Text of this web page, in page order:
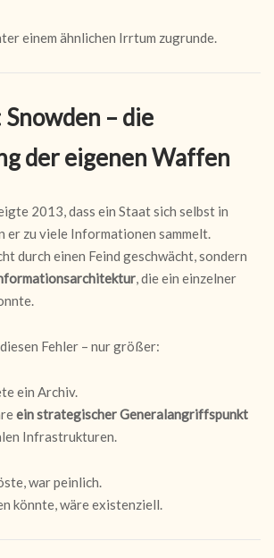
einem ähnlichen Irrtum zugrunde.
Snowden – die
der eigenen Waffen
2013, dass ein Staat sich selbst in
er zu viele Informationen sammelt.
durch einen Feind geschwächt, sondern
, die ein einzelner
Fehler – nur größer:
ein Archiv.
ein strategischer Generalangriffspunkt
Infrastrukturen.
war peinlich.
könnte, wäre existenziell.